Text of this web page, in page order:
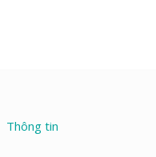
Thông tin